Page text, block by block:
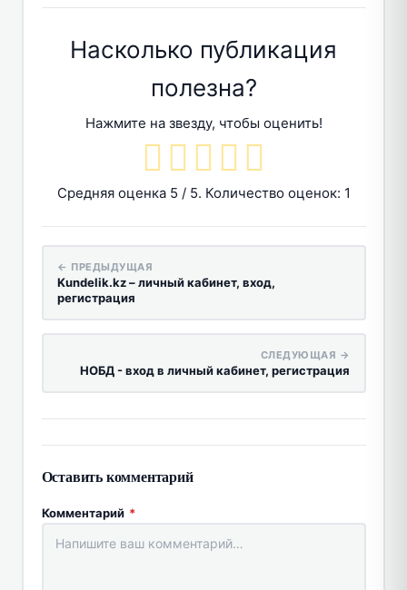
Насколько публикация
полезна?
Нажмите на звезду, чтобы оценить!
Средняя оценка 5 / 5. Количество оценок: 1
← ПРЕДЫДУЩАЯ
Kundelik.kz – личный кабинет, вход,
регистрация
СЛЕДУЮЩАЯ →
НОБД - вход в личный кабинет, регистрация
Оставить комментарий
Комментарий *